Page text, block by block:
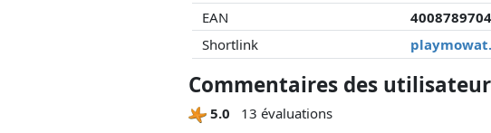
EAN
Shortlink
Commentaires des
5.0
13 évaluations